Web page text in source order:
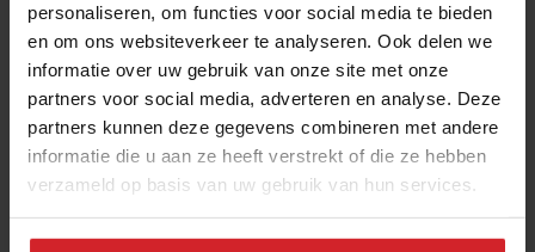
personaliseren, om functies voor social media te bieden
en om ons websiteverkeer te analyseren. Ook delen we
informatie over uw gebruik van onze site met onze
partners voor social media, adverteren en analyse. Deze
partners kunnen deze gegevens combineren met andere
informatie die u aan ze heeft verstrekt of die ze hebben
verzameld op basis van uw gebruik van hun services.
5 jaar Days!
21 oktober 2013| 1 min